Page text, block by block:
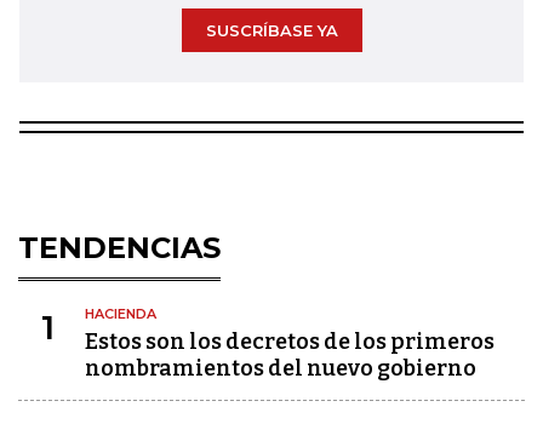
SUSCRÍBASE YA
TENDENCIAS
1 HACIENDA
Estos son los decretos de los primeros
nombramientos del nuevo gobierno